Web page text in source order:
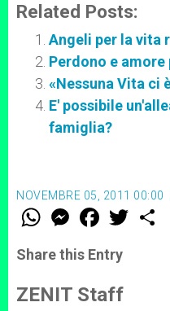
Related Posts:
Angeli per la vita
Perdono e
«Nessuna Vita ci
E' possibile
famiglia?
NOVEMBRE 05, 2011 00:00
W
t
s
p
p
M
e
s
e
g
e
F
a
e
b
o
k
w
Share this Entry
ZENIT Staff